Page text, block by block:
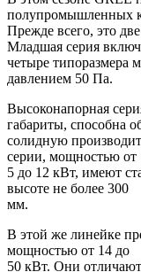
полупромышленных
Прежде всего, это
Младшая серия
четыре типоразмера
давлением 50 Па.
Высоконапорная
габариты, способна
солидную
серии, мощностью от
5 до 12 кВт, имеют
высоте не более 300
мм.
В этой же линейке
мощностью от 14 до
50 кВт. Они